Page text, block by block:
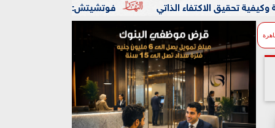
فوتشيتش: صراعات أوكرانيا والشرق الأوسط وهرمز